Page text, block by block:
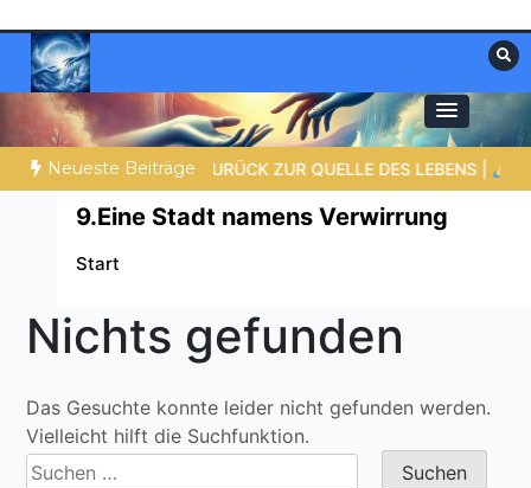
Inhalt
springen
Christliche Ressourcen
Materialien, die stärken. Antworten, die
leiten.
Neueste Beiträge
dein ist das Reich und die Kraft und die Herrlichkeit in Ewigkeit
9.Eine Stadt namens Verwirrung
Start
Nichts gefunden
Das Gesuchte konnte leider nicht gefunden werden.
Vielleicht hilft die Suchfunktion.